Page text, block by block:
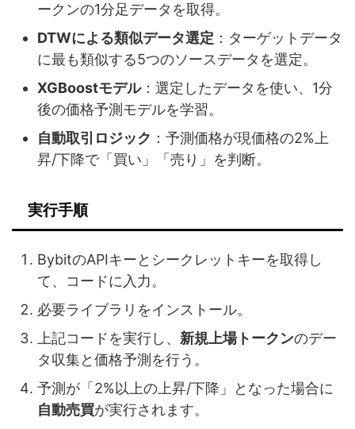
ークンの1分足データを取得。
DTWによる類似データ選定 ：ターゲットデータ
に最も類似する5つのソースデータを選定。
XGBoostモデル：選定したデータを使い、1分
後の価格予測モデルを学習。
自動取引ロジック ：予測価格が現価格の2%上
昇/下降で「買い」「売り」を判断。
実行手順
BybitのAPIキーとシークレットキーを取得し
て、コードに入力。
必要ライブラリをインストール。
上記コードを実行し、 新規上場トークンのデー
タ収集と価格予測を行う。
予測が「2%以上の上昇/下降」となった場合に
自動売買が実行されます。